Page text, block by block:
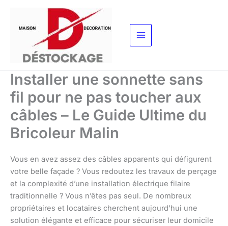
contenu
Installer une sonnette sans
fil pour ne pas toucher aux
câbles – Le Guide Ultime du
Bricoleur Malin
Vous en avez assez des câbles apparents qui défigurent
votre belle façade ? Vous redoutez les travaux de perçage
et la complexité d’une installation électrique filaire
traditionnelle ? Vous n’êtes pas seul. De nombreux
propriétaires et locataires cherchent aujourd’hui une
solution élégante et efficace pour sécuriser leur domicile